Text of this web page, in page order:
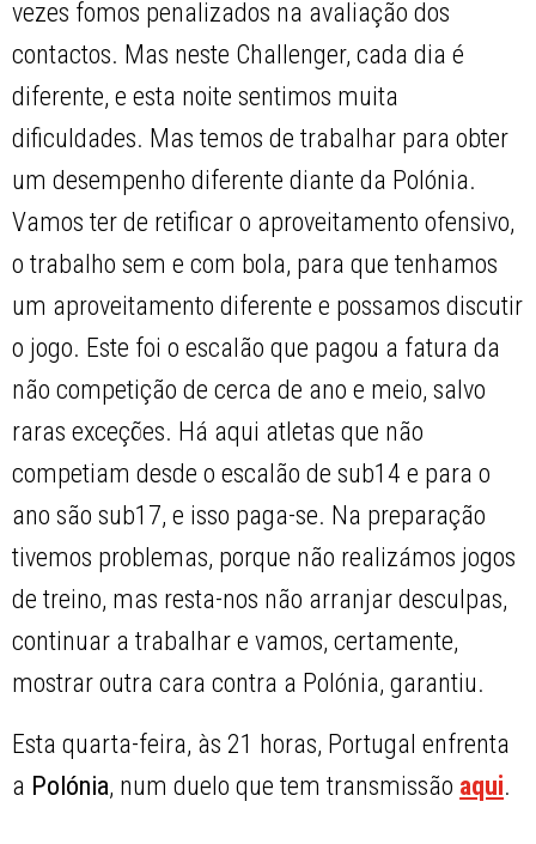
vezes fomos penalizados na avaliação dos
contactos. Mas neste Challenger, cada dia é
diferente, e esta noite sentimos muita
dificuldades. Mas temos de trabalhar para obter
um desempenho diferente diante da Polónia.
Vamos ter de retificar o aproveitamento ofensivo,
o trabalho sem e com bola, para que tenhamos
um aproveitamento diferente e possamos discutir
o jogo. Este foi o escalão que pagou a fatura da
não competição de cerca de ano e meio, salvo
raras exceções. Há aqui atletas que não
competiam desde o escalão de sub14 e para o
ano são sub17, e isso paga-se. Na preparação
tivemos problemas, porque não realizámos jogos
de treino, mas resta-nos não arranjar desculpas,
continuar a trabalhar e vamos, certamente,
mostrar outra cara contra a Polónia, garantiu.
Esta quarta-feira, às 21 horas, Portugal enfrenta
a Polónia, num duelo que tem transmissão aqui.